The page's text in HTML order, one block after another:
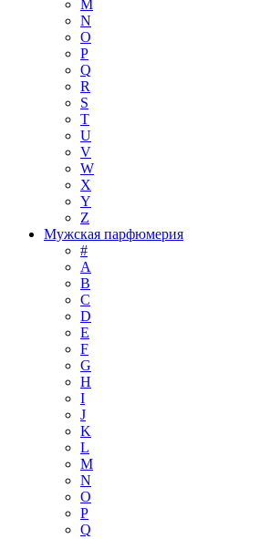
M
N
O
P
Q
R
S
T
U
V
W
X
Y
Z
Мужская парфюмерия
#
A
B
C
D
E
F
G
H
I
J
K
L
M
N
O
P
Q